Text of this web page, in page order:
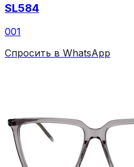
SL584
001
Спросить в WhatsApp